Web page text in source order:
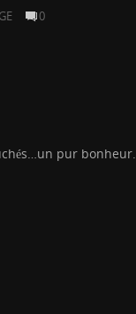
0
pur bonheur.